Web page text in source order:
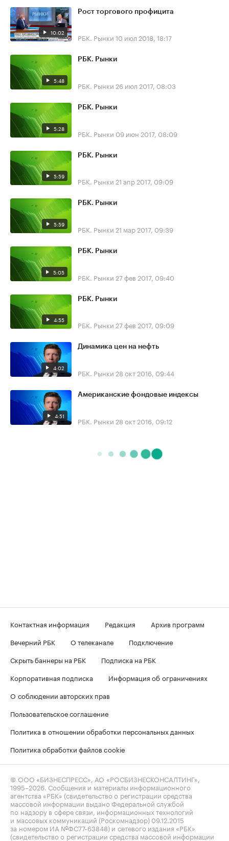
10:02
Рост торгового профицита
РБК. Рынки 10 июл 2018, 18:17
5:48
РБК. Рынки
РБК. Рынки 26 июл 2017, 08:03
5:28
РБК. Рынки
РБК. Рынки 09 июн 2017, 08:09
5:59
РБК. Рынки
РБК. Рынки 21 апр 2017, 09:09
5:59
РБК. Рынки
РБК. Рынки 21 мар 2017, 09:39
5:05
РБК. Рынки
РБК. Рынки 27 фев 2017, 09:40
4:55
РБК. Рынки
РБК. Рынки 27 фев 2017, 09:09
4:02
Динамика цен на нефть
РБК. Рынки 28 окт 2016, 09:44
4:51
Американские фондовые индексы
РБК. Рынки 28 окт 2016, 09:12
Контактная информация Редакция
Архив программ
Вечерний РБК
О телеканале
Подключение
Скрыть баннеры на РБК
Подписка на РБК
Корпоративная подписка
Информация об ограничениях
О соблюдении авторских прав
Пользовательское соглашение
Политика в отношении обработки персональных данных
Политика обработки файлов cookie
© ООО «БИЗНЕСПРЕСС», АО «РОСБИЗНЕСКОНСАЛТИНГ»,
1995–2026 . Сообщения и материалы информационного
агентства «РБК» (свидетельство о регистрации средства
массовой информации выдано Федеральной службой
по надзору в сфере связи, информационных технологий
и массовых коммуникаций (Роскомнадзор) 09.12.2015
за номером ИА №ФС77-63848) и сетевого издания «РБК»
(свидетельство о регистрации средства массовой информации